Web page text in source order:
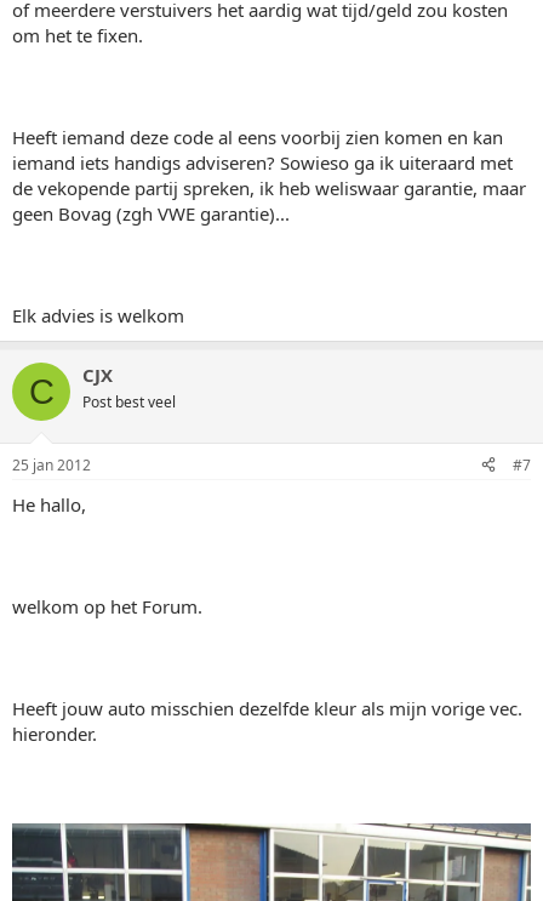
of meerdere verstuivers het aardig wat tijd/geld zou kosten
om het te fixen.
Heeft iemand deze code al eens voorbij zien komen en kan
iemand iets handigs adviseren? Sowieso ga ik uiteraard met
de vekopende partij spreken, ik heb weliswaar garantie, maar
geen Bovag (zgh VWE garantie)...
Elk advies is welkom
C CJX
Post best veel
25 jan 2012 #7
He hallo,
welkom op het Forum.
Heeft jouw auto misschien dezelfde kleur als mijn vorige vec.
hieronder.